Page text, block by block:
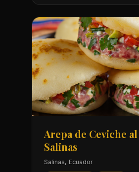
Arepa de Ceviche
Salinas
Salinas, Ecuador